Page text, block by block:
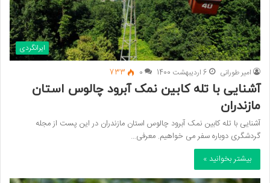
ایرانگردی
امیر طورانی 6 اردیبهشت 1400 0
733
آشنایی با تله کابین نمک آبرود چالوس استان
مازندران
آشنایی با تله کابین نمک آبرود چالوس استان مازندران در این پست از مجله
گردشگری دوباره سفر می خواهیم. معرفی…
بیشتر بخوانید »